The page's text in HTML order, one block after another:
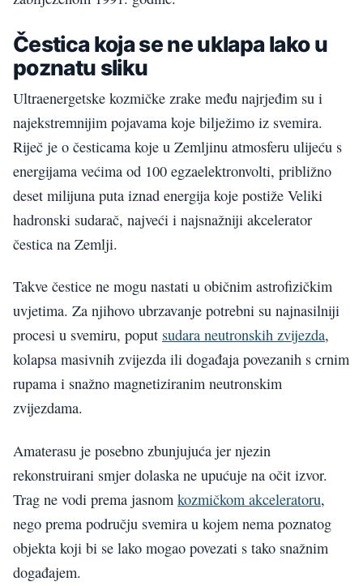
Čestica koja se ne uklapa lako u
poznatu sliku
Ultraenergetske kozmičke zrake među najrjeđim su i
najekstremnijim pojavama koje bilježimo iz svemira.
Riječ je o česticama koje u Zemljinu atmosferu ulijeću s
energijama većima od 100 egzaelektronvolti, približno
deset milijuna puta iznad energija koje postiže Veliki
hadronski sudarač, najveći i najsnažniji akcelerator
čestica na Zemlji.
Takve čestice ne mogu nastati u običnim astrofizičkim
uvjetima. Za njihovo ubrzavanje potrebni su najnasilniji
procesi u svemiru, poput sudara neutronskih zvijezda,
kolapsa masivnih zvijezda ili događaja povezanih s crnim
rupama i snažno magnetiziranim neutronskim
zvijezdama.
Amaterasu je posebno zbunjujuća jer njezin
rekonstruirani smjer dolaska ne upućuje na očit izvor.
Trag ne vodi prema jasnom kozmičkom akceleratoru,
nego prema području svemira u kojem nema poznatog
objekta koji bi se lako mogao povezati s tako snažnim
događajem.